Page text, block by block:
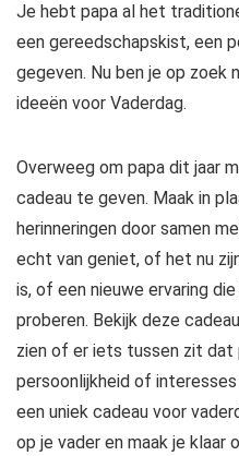
Je hebt papa al het
een gereedschapskist, een
gegeven. Nu ben je op zoek
ideeën voor Vaderdag.
Overweeg om papa dit jaar
cadeau te geven. Maak in
herinneringen door samen
echt van geniet, of het nu
is, of een nieuwe ervaring
proberen. Bekijk deze
zien of er iets tussen zit dat
persoonlijkheid of
een uniek cadeau voor
op je vader en maak je klaar